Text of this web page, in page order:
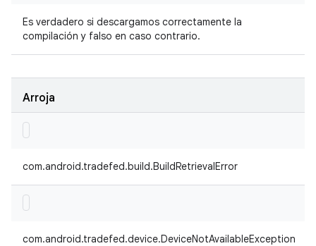
Es verdadero si descargamos correctamente la
compilación y falso en caso contrario.
Arroja
com.android.tradefed.build.BuildRetrievalError
com.android.tradefed.device.DeviceNotAvailableException